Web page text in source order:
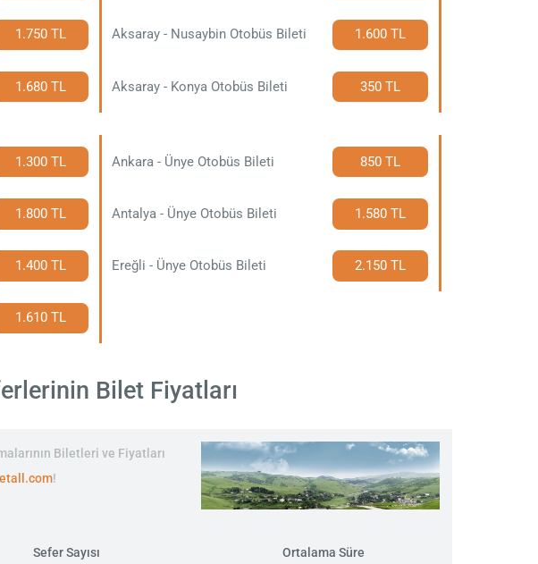
1.750 TL Aksaray - Nusaybin Otobüs Bileti 1.600 TL
1.680 TL Aksaray - Konya Otobüs Bileti 350 TL
1.300 TL Ankara - Ünye Otobüs Bileti 850 TL
1.800 TL Antalya - Ünye Otobüs Bileti 1.580 TL
1.400 TL Ereğli - Ünye Otobüs Bileti 2.150 TL
1.610 TL
Bilet Fiyatları
Biletleri ve Fiyatları
!
Sefer Sayısı Ortalama Süre